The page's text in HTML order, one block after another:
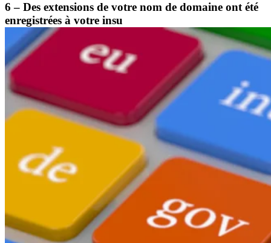
6 – Des extensions de votre nom de domaine ont été
enregistrées à votre insu